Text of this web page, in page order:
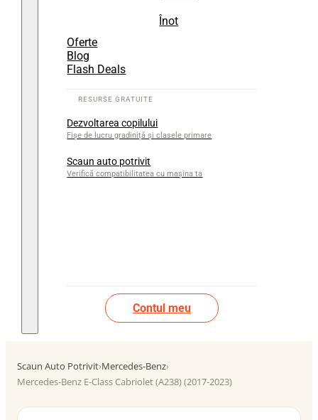
Înot
Oferte
Blog
Flash Deals
Dezvoltarea copilului
Fișe de lucru gradiniță și clasele primare
Scaun auto potrivit
Verifică compatibilitatea cu mașina ta
Contul meu
Scaun Auto Potrivit›Mercedes-Benz›
Mercedes-Benz E-Class Cabriolet (A238) (2017-2023)